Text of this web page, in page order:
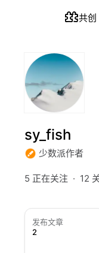
共创
sy_fish
少数派作者
5 正在关注 12
发布文章
2